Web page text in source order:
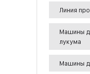
Линия
Машины
лукума
Машины